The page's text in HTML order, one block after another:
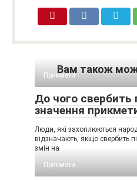
Вам також
Прикмети
До чого свербить
значення
Люди, які захоплюються
відзначають, якщо свербить
змін на
Прикмети